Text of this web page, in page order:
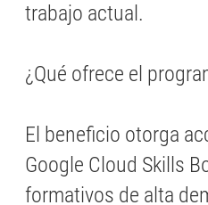
trabajo actual.
¿Qué ofrece el
El beneficio otorga
Google Cloud Skills
formativos de alta